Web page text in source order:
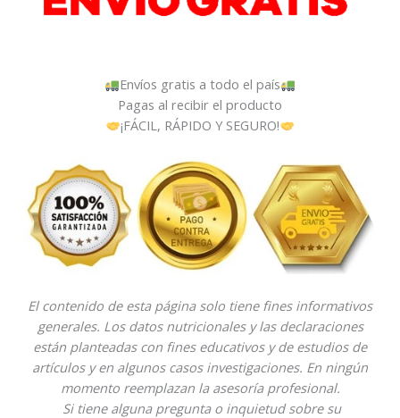
Envíos gratis a todo el país
Pagas al recibir el producto
¡FÁCIL, RÁPIDO Y SEGURO!
El contenido de esta página solo tiene fines informativos
generales. Los datos nutricionales y las declaraciones
están planteadas con fines educativos y de estudios de
artículos y en algunos casos investigaciones. En ningún
momento reemplazan la asesoría profesional.
Si tiene alguna pregunta o inquietud sobre su